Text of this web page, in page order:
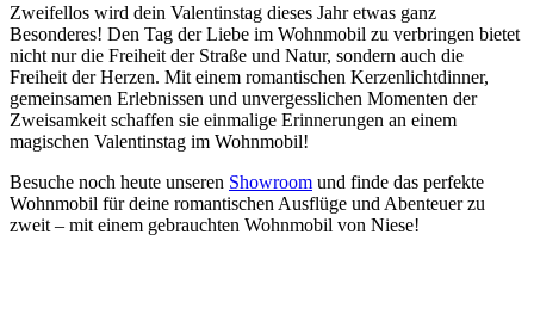
Zweifellos wird dein Valentinstag dieses Jahr etwas ganz
Besonderes! Den Tag der Liebe im Wohnmobil zu verbringen bietet
nicht nur die Freiheit der Straße und Natur, sondern auch die
Freiheit der Herzen. Mit einem romantischen Kerzenlichtdinner,
gemeinsamen Erlebnissen und unvergesslichen Momenten der
Zweisamkeit schaffen sie einmalige Erinnerungen an einem
magischen Valentinstag im Wohnmobil!
Besuche noch heute unseren Showroom und finde das perfekte
Wohnmobil für deine romantischen Ausflüge und Abenteuer zu
zweit – mit einem gebrauchten Wohnmobil von Niese!